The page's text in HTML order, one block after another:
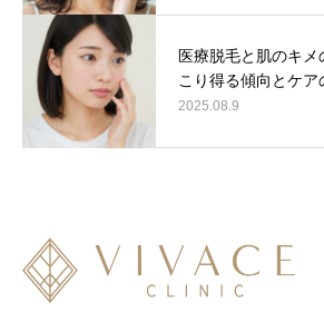
医療脱毛と肌のキ
こり得る傾向とケア
2025.08.9